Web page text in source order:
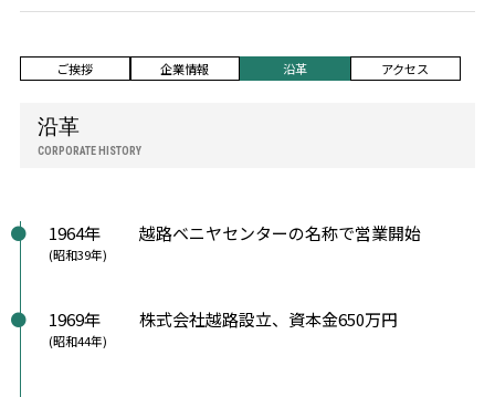
沿革
CORPORATE HISTORY
ご挨拶 企業情報 沿革 アクセス
1964年
(昭和39年)
越路ベニヤセンターの名称で営業開始
1969年
(昭和44年)
株式会社越路設立、資本金650万円